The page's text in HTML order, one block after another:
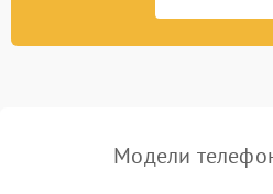
Модели